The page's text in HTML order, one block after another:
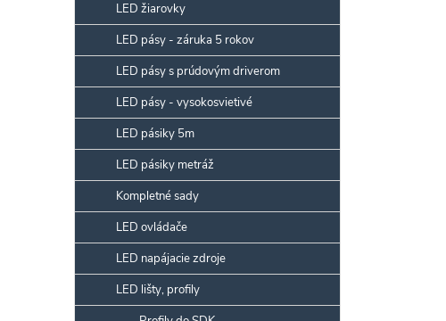
a
n
e
LED žiarovky
LED pásy - záruka 5 rokov
LED pásy s prúdovým driverom
LED pásy - vysokosvietivé
LED pásiky 5m
LED pásiky metráž
Kompletné sady
LED ovládače
LED napájacie zdroje
LED lišty, profily